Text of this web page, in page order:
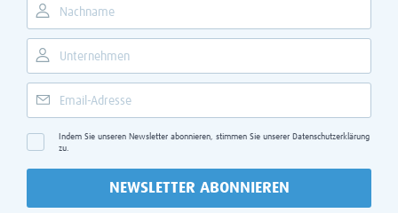
Indem Sie unseren Newsletter abonnieren, stimmen Sie unserer Datenschutzerklärung
zu.
NEWSLETTER ABONNIEREN